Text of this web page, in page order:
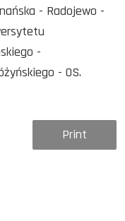
- Radojewo -
-
- OS.
Print